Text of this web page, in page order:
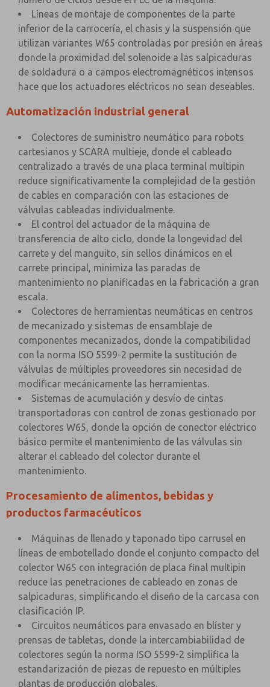
Líneas de montaje de componentes de la parte
inferior de la carrocería, el chasis y la suspensión que
utilizan variantes W65 controladas por presión en áreas
donde la proximidad del solenoide a las salpicaduras
de soldadura o a campos electromagnéticos intensos
hace que los actuadores eléctricos no sean deseables.
Automatización industrial general
Colectores de suministro neumático para robots
cartesianos y SCARA multieje, donde el cableado
centralizado a través de una placa terminal multipin
reduce significativamente la complejidad de la gestión
de cables en comparación con las estaciones de
válvulas cableadas individualmente.
El control del actuador de la máquina de
transferencia de alto ciclo, donde la longevidad del
carrete y del manguito, sin sellos dinámicos en el
carrete principal, minimiza las paradas de
mantenimiento no planificadas en la fabricación a gran
escala.
Colectores de herramientas neumáticas en centros
de mecanizado y sistemas de ensamblaje de
componentes mecanizados, donde la compatibilidad
con la norma ISO 5599-2 permite la sustitución de
válvulas de múltiples proveedores sin necesidad de
modificar mecánicamente las herramientas.
Sistemas de acumulación y desvío de cintas
transportadoras con control de zonas gestionado por
colectores W65, donde la opción de conector eléctrico
básico permite el mantenimiento de las válvulas sin
alterar el cableado del colector durante el
mantenimiento.
Procesamiento de alimentos, bebidas y
productos farmacéuticos
Máquinas de llenado y taponado tipo carrusel en
líneas de embotellado donde el conjunto compacto del
colector W65 con integración de placa final multipin
reduce las penetraciones de cableado en zonas de
salpicaduras, simplificando el diseño de la carcasa con
clasificación IP.
Circuitos neumáticos para envasado en blíster y
prensas de tabletas, donde la intercambiabilidad de
colectores según la norma ISO 5599-2 simplifica la
estandarización de piezas de repuesto en múltiples
plantas de producción globales.